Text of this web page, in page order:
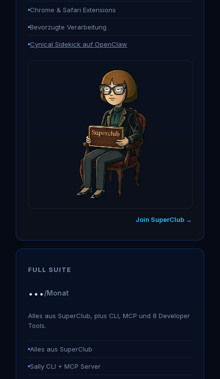
Chrome & Safari Extensions
Bevorzugte Verarbeitung
Cynical Sidekick auf OpenClaw
Join SuperClub →
FULL SUITE
... /Monat
Alles aus SuperClub, plus CLI, MCP und 8 Developer
Tools.
Alles aus SuperClub
Sally CLI + MCP Server